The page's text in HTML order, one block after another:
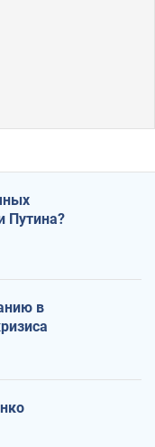
Путина?
в